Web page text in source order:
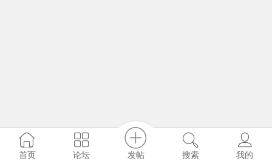
首页 论坛 发帖 搜索 我的